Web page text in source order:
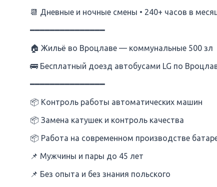
📆 Дневные и ночные смены • 240+ часов в
━━━━━━━━━━━━━━━
🏠 Жильё во Вроцлаве — коммунальные 500 зл
🚌 Бесплатный доезд автобусами LG по
━━━━━━━━━━━━━━━
📦 Контроль работы автоматических машин
📦 Замена катушек и контроль качества
📦 Работа на современном производстве
📌 Мужчины и пары до 45 лет
📌 Без опыта и без знания польского